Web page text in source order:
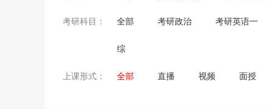
考研科目： 全部 考研政治 考研英语一
综
上课形式： 全部 直播 视频 面授